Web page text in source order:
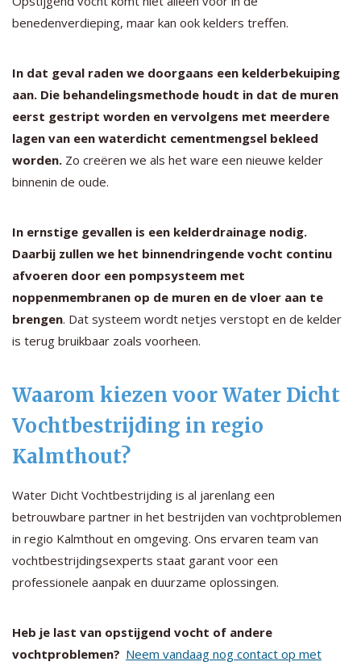
benedenverdieping, maar kan ook kelders treffen.
In dat geval raden we doorgaans een kelderbekuiping
aan. Die behandelingsmethode houdt in dat de muren
eerst gestript worden en vervolgens met meerdere
lagen van een waterdicht cementmengsel bekleed
worden. Zo creëren we als het ware een nieuwe kelder
binnenin de oude.
In ernstige gevallen is een kelderdrainage nodig.
Daarbij zullen we het binnendringende vocht continu
afvoeren door een pompsysteem met
noppenmembranen op de muren en de vloer aan te
brengen. Dat systeem wordt netjes verstopt en de kelder
is terug bruikbaar zoals voorheen.
Waarom kiezen voor Water Dicht
Vochtbestrijding in regio
Kalmthout?
Water Dicht Vochtbestrijding is al jarenlang een
betrouwbare partner in het bestrijden van vochtproblemen
in regio Kalmthout en omgeving. Ons ervaren team van
vochtbestrijdingsexperts staat garant voor een
professionele aanpak en duurzame oplossingen.
Heb je last van opstijgend vocht of andere
vochtproblemen? Neem vandaag nog contact op met